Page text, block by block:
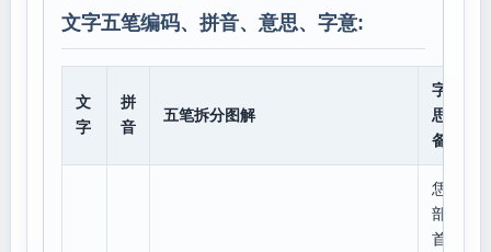
文字五笔编码、拼音、意思、字意:
文
字
拼
音
五笔拆分图解
字意
思、
备注
恁
部
首: